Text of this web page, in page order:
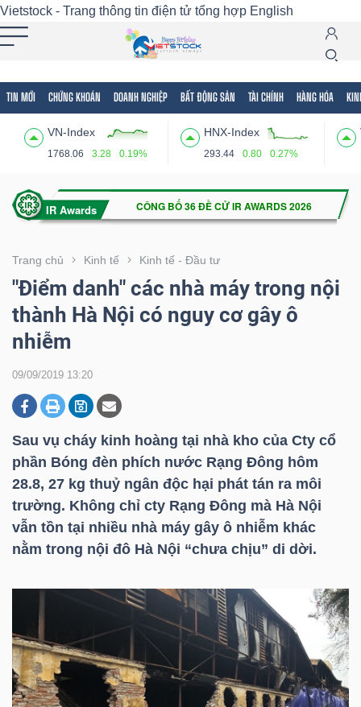
Vietstock - Trang thông tin điện tử tổng hợp English
TIN MỚI CHỨNG KHOÁN DOANH NGHIỆP BẤT ĐỘNG SẢN TÀI CHÍNH HÀNG HÓA
VN-Index
1768.06 3.28 0.19%
HNX-Index
293.44 0.80 0.27%
Trang chủ Kinh tế Kinh tế - Đầu tư
"Điểm danh" các nhà máy trong nội
thành Hà Nội có nguy cơ gây ô
nhiễm
09/09/2019 13:20
Sau vụ cháy kinh hoàng tại nhà kho của Cty cổ
phần Bóng đèn phích nước Rạng Đông hôm
28.8, 27 kg thuỷ ngân độc hại phát tán ra môi
trường. Không chỉ cty Rạng Đông mà Hà Nội
vẫn tồn tại nhiều nhà máy gây ô nhiễm khác
nằm trong nội đô Hà Nội “chưa chịu” di dời.
Tất cả Tính năng Ngành Mã chứng khoán
Tính
(-)
VIETSTOCK
CHỨNG
KHOÁN
DOANH
NGHIỆP
BẤT
ĐỘNG
SẢN
TÀI
CHÍNH